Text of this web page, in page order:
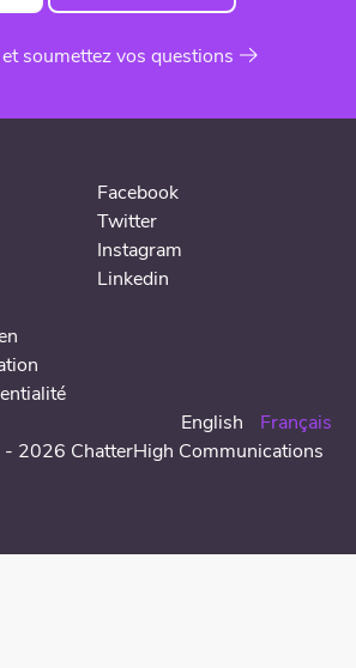
soumettez vos questions
Facebook
Twitter
Instagram
Linkedin
English
Français
2026 ChatterHigh Communications